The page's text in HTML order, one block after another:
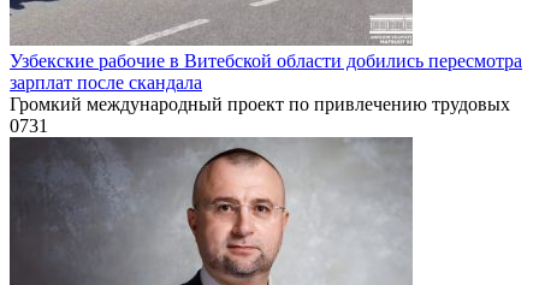
Узбекские рабочие в Витебской области добились пересмотра
зарплат после скандала
Громкий международный проект по привлечению трудовых
0731